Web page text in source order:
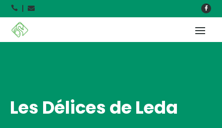
 
Les Délices de Leda